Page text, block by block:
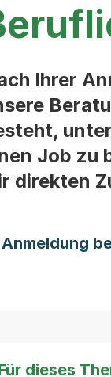
Ihrer
Job zu
direkten
Anmeldung
dieses